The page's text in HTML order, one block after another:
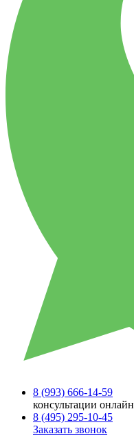
8 (993) 666-14-59
консультации онлайн
8 (495) 295-10-45
Заказать звонок